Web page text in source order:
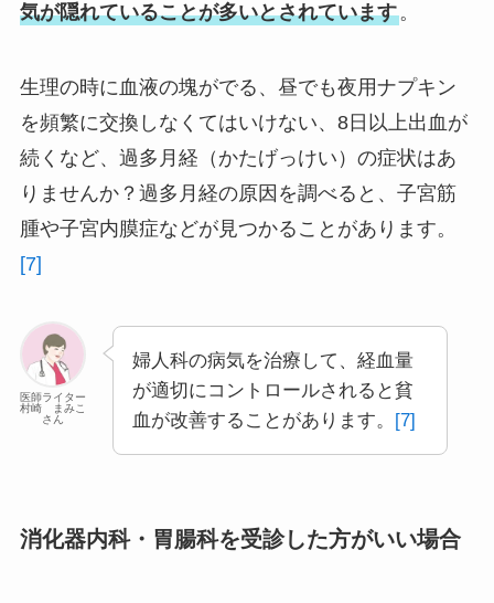
気が隠れていることが多いとされています。
生理の時に血液の塊がでる、昼でも夜用ナプキン
を頻繁に交換しなくてはいけない、8日以上出血が
続くなど、過多月経（かたげっけい）の症状はあ
りませんか？過多月経の原因を調べると、子宮筋
腫や子宮内膜症などが見つかることがあります。
[7]
医師ライター
村崎 まみこ
さん
婦人科の病気を治療して、経血量
が適切にコントロールされると貧
血が改善することがあります。 [7]
消化器内科・胃腸科を受診した方がいい場合